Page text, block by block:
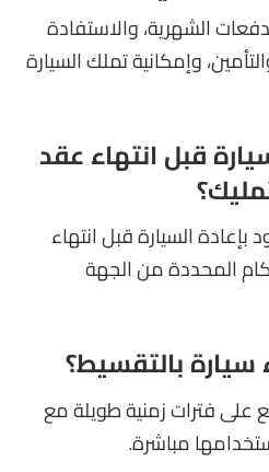
الشهرية، والاستفادة
وإمكانية تملك السيارة
قبل انتهاء عقد
السيارة قبل انتهاء
المحددة من الجهة
سيارة بالتقسيط؟
على فترات زمنية طويلة مع
مباشرة.